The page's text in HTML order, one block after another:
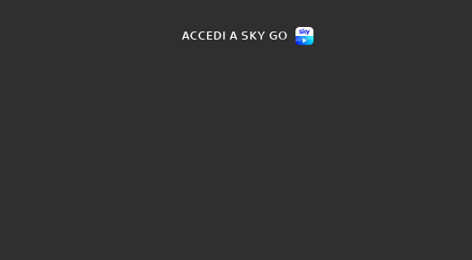
ACCEDI A SKY GO